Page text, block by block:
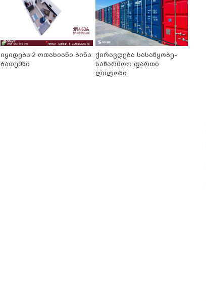
იყიდება 2 ოთახიანი ბინა
ბათუმში
ქირავდება სასაწყობე-
საწარმოო ფართი
ლილოში